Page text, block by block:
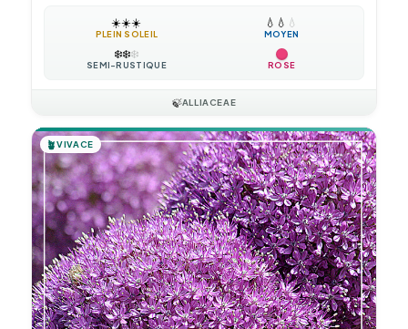
☀️☀️☀️
PLEIN SOLEIL
💧 💧 💧
MOYEN
❄️❄️❄️
SEMI-RUSTIQUE ROSE
🍃ALLIACEAE
🪴VIVACE